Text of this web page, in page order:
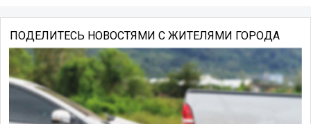
ПОДЕЛИТЕСЬ НОВОСТЯМИ С ЖИТЕЛЯМИ ГОРОДА